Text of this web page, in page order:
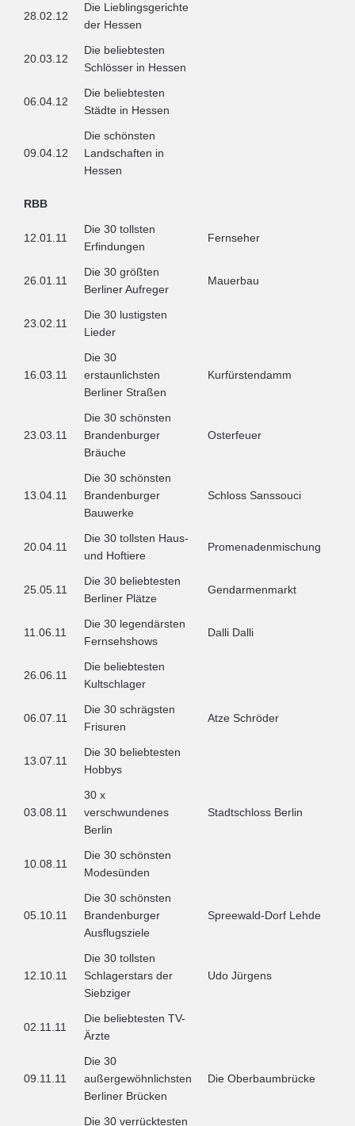
28.02.12
Die Lieblingsgerichte
der Hessen
20.03.12
Die beliebtesten
Schlösser in Hessen
06.04.12
Die beliebtesten
Städte in Hessen
09.04.12
Die schönsten
Landschaften in
Hessen
RBB
12.01.11
Die 30 tollsten
Erfindungen
Fernseher
26.01.11
Die 30 größten
Berliner Aufreger
Mauerbau
23.02.11
Die 30 lustigsten
Lieder
16.03.11
Die 30
erstaunlichsten
Berliner Straßen
Kurfürstendamm
23.03.11
Die 30 schönsten
Brandenburger
Bräuche
Osterfeuer
13.04.11
Die 30 schönsten
Brandenburger
Bauwerke
Schloss Sanssouci
20.04.11
Die 30 tollsten Haus-
und Hoftiere
Promenadenmischung
25.05.11
Die 30 beliebtesten
Berliner Plätze
Gendarmenmarkt
11.06.11
Die 30 legendärsten
Fernsehshows
Dalli Dalli
26.06.11
Die beliebtesten
Kultschlager
06.07.11
Die 30 schrägsten
Frisuren
Atze Schröder
13.07.11
Die 30 beliebtesten
Hobbys
03.08.11
30 x
verschwundenes
Berlin
Stadtschloss Berlin
10.08.11
Die 30 schönsten
Modesünden
05.10.11
Die 30 schönsten
Brandenburger
Ausflugsziele
Spreewald-Dorf Lehde
12.10.11
Die 30 tollsten
Schlagerstars der
Siebziger
Udo Jürgens
02.11.11
Die beliebtesten TV-
Ärzte
09.11.11
Die 30
außergewöhnlichsten
Berliner Brücken
Die Oberbaumbrücke
Die 30 verrücktesten